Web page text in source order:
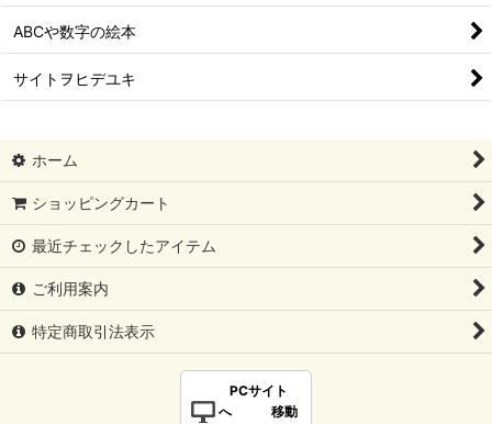
ABCや数字の絵本
サイトヲヒデユキ
ホーム
ショッピングカート
最近チェックしたアイテム
ご利用案内
特定商取引法表示
PCサイト
へ 移動